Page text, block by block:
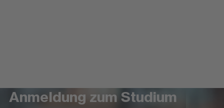
Anmeldung zum Studium